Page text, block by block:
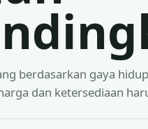
berdasarkan gaya
dan ketersediaan